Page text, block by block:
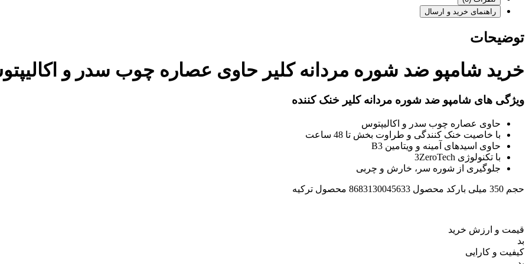
راهنمای خرید و ارسال
توضیحات
خرید شامپو ضد شوره مردانه کلیر حاوی عصاره چوب سدر و اکالیپتوس 350
ویژگی های شامپو ضد شوره مردانه کلیر خنک کننده
حاوی عصاره چوب سدر و اکالیپتوس
با خاصیت خنک کنندگی و طراوت بخش تا 48 ساعت
حاوی اسیدهای آمینه و ویتامین B3
با تکنولوژی 3ZeroTech
جلوگیری از شوره سر، خارش و چربی
حجم 350 میلی بارکد محصول 8683130045633 محصول ترکیه
قیمت و ارزش خرید
بد
کیفیت و کارایی